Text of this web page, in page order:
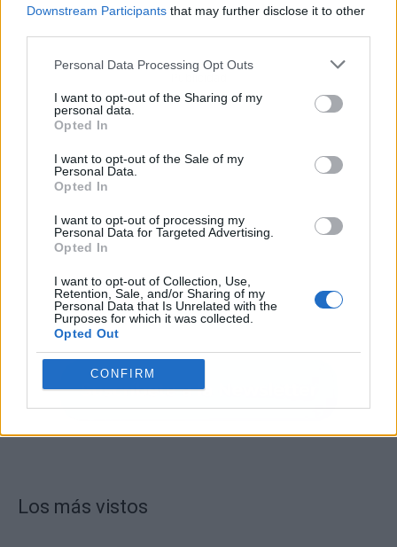
Downstream Participants that may further disclose it to other
Personal Data Processing Opt Outs
I want to opt-out of the Sharing of my
personal data.
Opted In
I want to opt-out of the Sale of my
Personal Data.
Opted In
I want to opt-out of processing my
Personal Data for Targeted Advertising.
Opted In
I want to opt-out of Collection, Use,
Retention, Sale, and/or Sharing of my
Personal Data that Is Unrelated with the
Purposes for which it was collected.
Opted Out
CONFIRM
Publicidad
Los más vistos